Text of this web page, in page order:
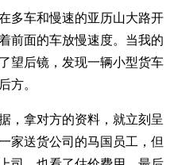
多车和慢速的亚历山大路开
前面的车放慢速度。当我的
望后镜，发现一辆小型货车
方。
，拿对方的资料，就立刻呈
家送货公司的马国员工，但